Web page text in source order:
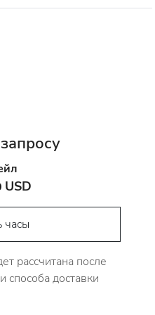
USD
часы
рассчитана после
способа доставки